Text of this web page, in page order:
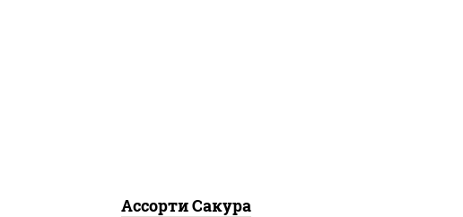
Ассорти Сакура